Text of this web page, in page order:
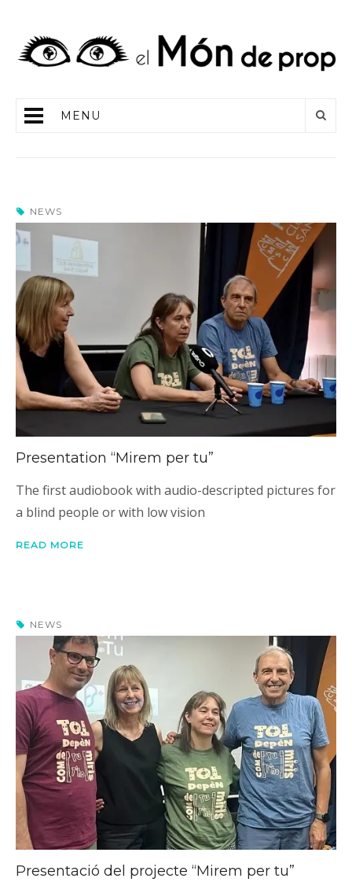
MENU
NEWS
Presentation “Mirem per tu”
The first audiobook with audio-descripted pictures for
a blind people or with low vision
READ MORE
NEWS
Presentació del projecte “Mirem per tu”